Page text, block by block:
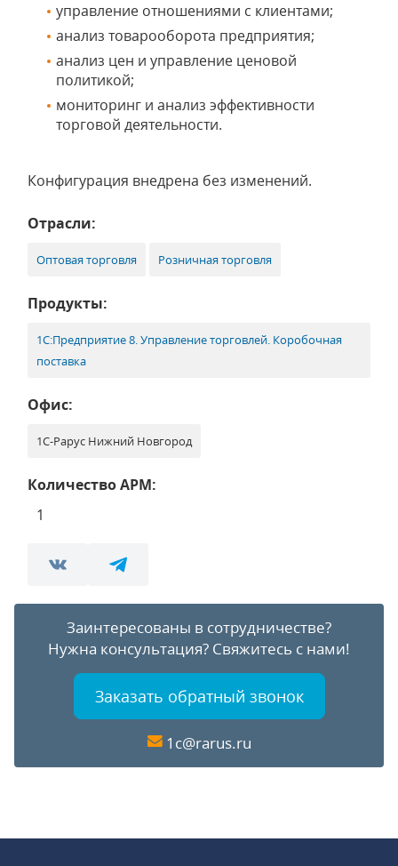
управление отношениями с клиентами;
анализ товарооборота предприятия;
анализ цен и управление ценовой
политикой;
мониторинг и анализ эффективности
торговой деятельности.
Конфигурация внедрена без изменений.
Отрасли:
Оптовая торговля Розничная торговля
Продукты:
1С:Предприятие 8. Управление торговлей. Коробочная
поставка
Офис:
1С-Рарус Нижний Новгород
Количество АРМ:
1
Заинтересованы в сотрудничестве?
Нужна консультация? Свяжитесь с нами!
Заказать обратный звонок
1c@rarus.ru